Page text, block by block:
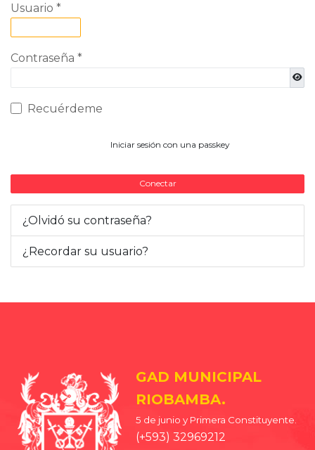
Usuario *
Contraseña *
Recuérdeme
Iniciar sesión con una passkey
Conectar
¿Olvidó su contraseña?
¿Recordar su usuario?
GAD MUNICIPAL
RIOBAMBA.
5 de junio y Primera Constituyente.
(+593) 32969212